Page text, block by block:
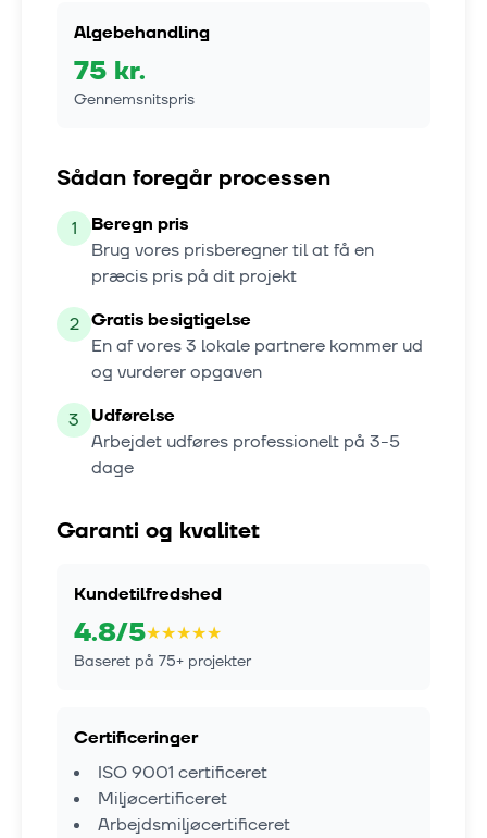
Algebehandling
75 kr.
Gennemsnitspris
Sådan foregår processen
1
Beregn pris
Brug vores prisberegner til at få en
præcis pris på dit projekt
2 Gratis besigtigelse
En af vores3 lokale partnere kommer ud
og vurderer opgaven
3 Udførelse
Arbejdet udføres professionelt på 3-5
dage
Garanti og kvalitet
Kundetilfredshed
4.8/5★★★★★
Baseret på 75+ projekter
Certificeringer
ISO 9001 certificeret
Miljøcertificeret
Arbejdsmiljøcertificeret